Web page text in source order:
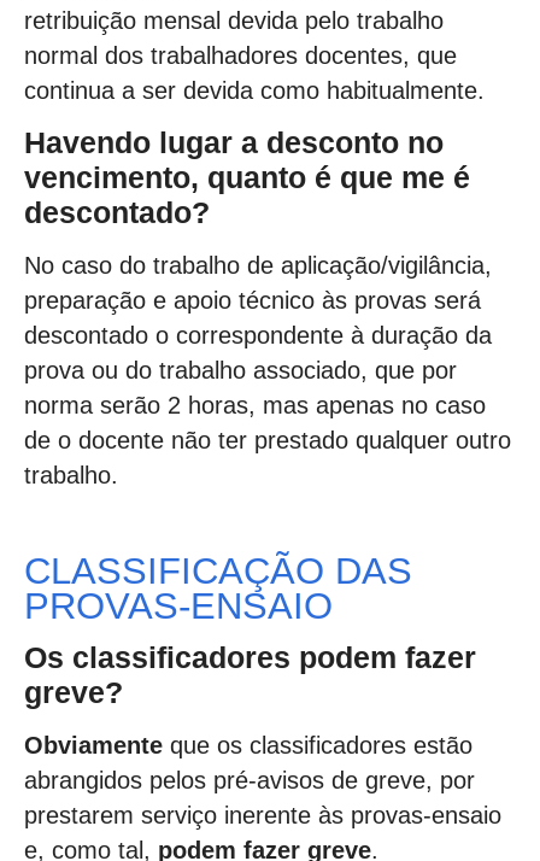
retribuição mensal devida pelo trabalho
normal dos trabalhadores docentes, que
continua a ser devida como habitualmente.
Havendo lugar a desconto no
vencimento, quanto é que me é
descontado?
No caso do trabalho de aplicação/vigilância,
preparação e apoio técnico às provas será
descontado o correspondente à duração da
prova ou do trabalho associado, que por
norma serão 2 horas, mas apenas no caso
de o docente não ter prestado qualquer outro
trabalho.
CLASSIFICAÇÃO DAS
PROVAS-ENSAIO
Os classificadores podem fazer
greve?
Obviamente que os classificadores estão
abrangidos pelos pré-avisos de greve, por
prestarem serviço inerente às provas-ensaio
e, como tal, podem fazer greve.